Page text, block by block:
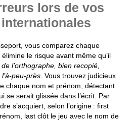
lors de vos
vous comparez chaque
le risque avant même qu’il
l’orthographe, bien recopié,
peu-près. Vous trouvez judicieux
chaque nom et prénom, détectant
se serait glissée dans l’écrit. Par
s’acquiert, selon l’origine : first
last clôt le jeu avec le nom de